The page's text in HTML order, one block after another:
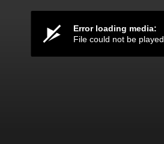
Error loading media:
File could not be played